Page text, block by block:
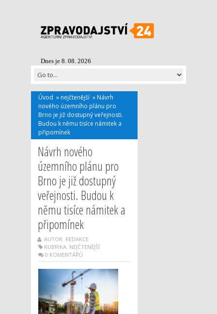
Dnes je 8. 08. 2026
Úvod » nejčtenější » Návrh
nového územního plánu pro
Brno je již dostupný veřejnosti.
Budou k němu tisíce námitek a
připomínek
Návrh nového
územního plánu pro
Brno je již dostupný
veřejnosti. Budou k
němu tisíce námitek a
připomínek
AUTOR: REDAKCE
RUBRIKA: NEJČTENĚJŠÍ
0 KOMENTÁŘŮ